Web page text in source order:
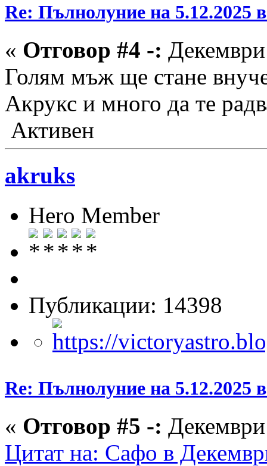
Re: Пълнолуние на 5.12.2025
« Отговор #4 -:
Голям мъж ще стане
Акрукс и много да те
Активен
akruks
Hero Member
Публикации: 14398
Re: Пълнолуние на 5.12.2025
« Отговор #5 -:
Цитат на: Сафо в